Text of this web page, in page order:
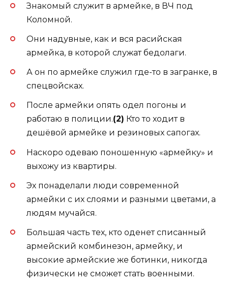
Знакомый служит в армейке, в ВЧ под
Коломной.
Они надувные, как и вся расийская
армейка, в которой служат бедолаги.
А он по армейке служил где-то в загранке, в
спецвойсках.
После армейки опять одел погоны и
работаю в полиции.(2) Кто то ходит в
дешёвой армейке и резиновых сапогах.
Наскоро одеваю поношенную «армейку» и
выхожу из квартиры.
Эх понаделали люди современной
армейки с их слоями и разными цветами, а
людям мучайся.
Большая часть тех, кто оденет списанный
армейский комбинезон, армейку, и
высокие армейские же ботинки, никогда
физически не сможет стать военными.